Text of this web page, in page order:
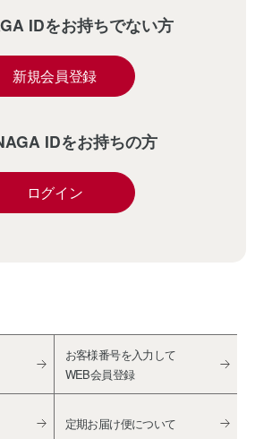
IDをお持ちでない方
新規会員登録
IDをお持ちの方
ログイン
お客様番号を入力して
WEB会員登録
定期お届け便について